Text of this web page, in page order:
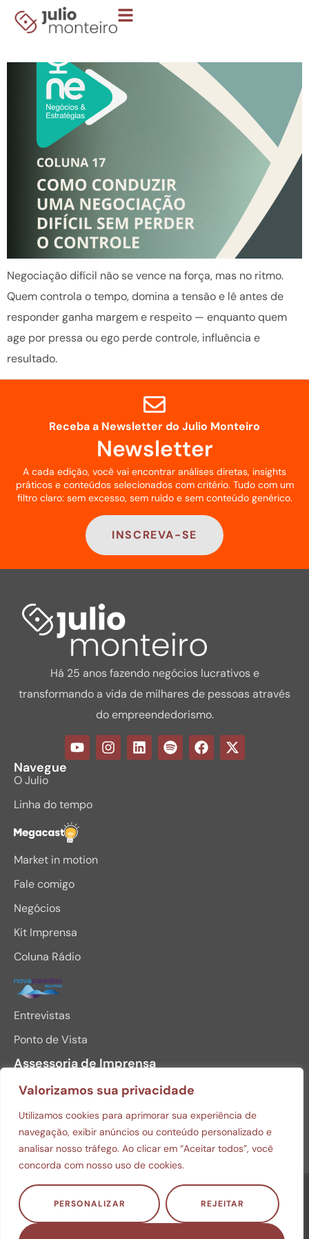
Valorizamos sua privacidade
Utilizamos cookies para aprimorar sua experiência de
navegação, exibir anúncios ou conteúdo personalizado e
analisar nosso tráfego. Ao clicar em “Aceitar todos”, você
concorda com nosso uso de cookies.
PERSONALIZAR REJEITAR
Boletim 17 – Como conduzir uma negociação
difícil sem perder o controle
Negociação difícil não se vence na força, mas no ritmo.
Quem controla o tempo, domina a tensão e lê antes de
responder ganha margem e respeito — enquanto quem
age por pressa ou ego perde controle, influência e
resultado.
Receba a Newsletter do Julio Monteiro
Newsletter
A cada edição, você vai encontrar análises diretas, insights
práticos e conteúdos selecionados com critério. Tudo com um
filtro claro: sem excesso, sem ruído e sem conteúdo genérico.
INSCREVA-SE
Há 25 anos fazendo negócios lucrativos e
transformando a vida de milhares de pessoas através
do empreendedorismo.
Navegue
O Julio
Linha do tempo
Megacast
Market in motion
Fale comigo
Negócios
Kit Imprensa
Coluna Rádio
Entrevistas
Ponto de Vista
Assessoria de Imprensa
BAIXAR MINI CURRICULO
FOTOS PARA DOWNLOAD
© Copyright 2026 Julio Monteiro. Todos os direitos
reservados.
Política de privacidade